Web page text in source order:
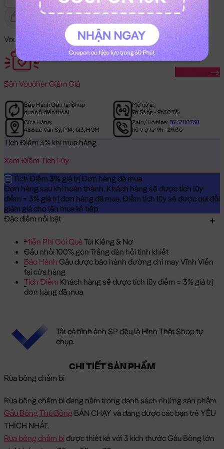
Gửi Tặng Hết Hàng
Voucher Mã Khuyến Mãi:
Săn Voucher Giảm Giá
Bảo Hành Gấu tại Shop
qua số điện thoại
Mở cửa:
9h Sáng - 9h30 Tối
Cửa Hàng:
486 Lê Văn Sỹ, P.14, Q.3, HCM
Zalo/Hotline:0967110738
hỗ trợ từ 9h - 21h30
Tích Điểm 3% khi mua hàng
Xem Điểm Tích Lũy
Tích Điểm 3% giá trị Đơn hàng đã mua
Đơn hàng sau khi hoàn thành, Khách hàng sẽ được tích lũy
điểm = 3% giá trị đơn hàng đã mua. Điểm tích lũy sẽ được qui đổi
giảm giá cho lần mua kế tiếp
Đặc điểm nổi bật
Miễn Phí Gói QuàTúi Kiếng & Nơ
Gấu nhồi 100% gòn Trắng đàn hồi tinh khiết
Bảo Hành Gấu được bảo hành đường chỉ may Vĩnh Viễn
tại cửa hàng
Tích Điểm Khách hàng sẽ được tích lũy điểm = 3% giá trị
đơn hàng đã mua
Tất cả hình ảnh SP đều là Hình Thật Shop tự
chụp.
CHI TIẾT SẢN PHẨM
Rùa bông chấm bi
Rùa bông chấm bi đang nằm trong danh sách những sản phẩm
Gấu Bông Thú Bông BÁN CHẠY và đang được các bạn trẻ YÊU
THÍCH NHẤT.
Rùa bông chấm biđược thiết kế với 3 kích thước Gấu Bông lớn